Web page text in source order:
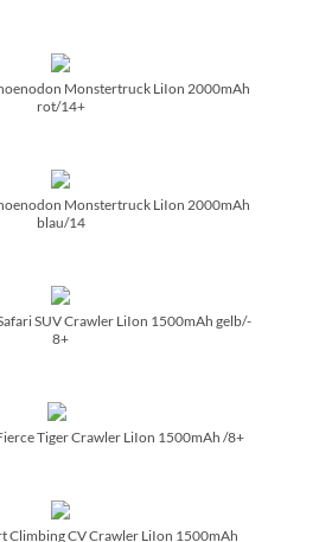
Monstertruck LiIon 2000mAh
rot/­14+
Monstertruck LiIon 2000mAh
blau/­14
SUV Crawler LiIon 1500mAh gelb/­
8+
Tiger Crawler LiIon 1500mAh /­8+
Climbing CV Crawler LiIon 1500mAh